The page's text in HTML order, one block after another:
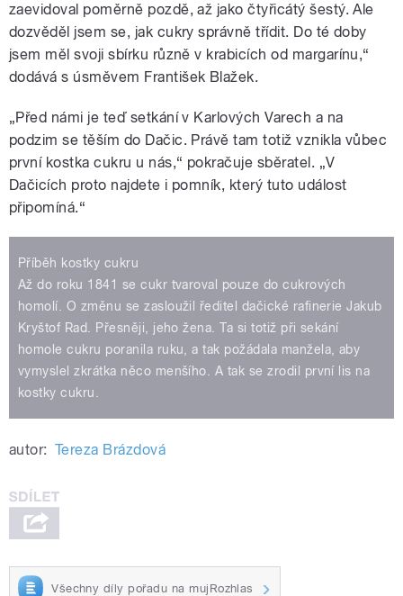
zaevidoval poměrně pozdě, až jako čtyřicátý šestý. Ale
dozvěděl jsem se, jak cukry správně třídit. Do té doby
jsem měl svoji sbírku různě v krabicích od margarínu,“
dodává s úsměvem František Blažek.
„Před námi je teď setkání v Karlových Varech a na
podzim se těším do Dačic. Právě tam totiž vznikla vůbec
první kostka cukru u nás,“ pokračuje sběratel. „V
Dačicích proto najdete i pomník, který tuto událost
připomíná.“
Příběh kostky cukru
Až do roku 1841 se cukr tvaroval pouze do cukrových
homolí. O změnu se zasloužil ředitel dačické rafinerie Jakub
Kryštof Rad. Přesněji, jeho žena. Ta si totiž při sekání
homole cukru poranila ruku, a tak požádala manžela, aby
vymyslel zkrátka něco menšího. A tak se zrodil první lis na
kostky cukru.
autor: Tereza Brázdová
Všechny díly pořadu na mujRozhlas